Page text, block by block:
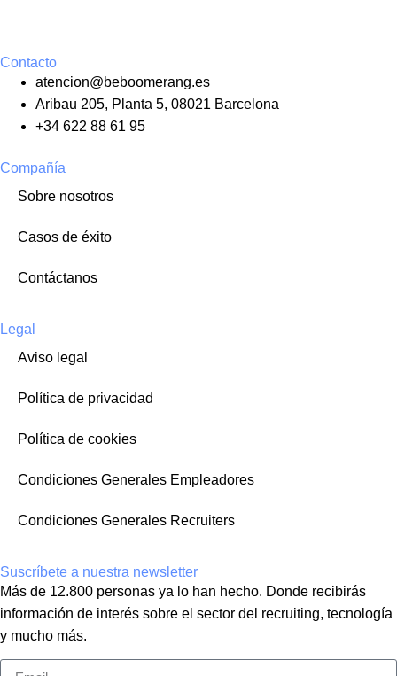
Contacto
atencion@beboomerang.es
Aribau 205, Planta 5, 08021 Barcelona
+34 622 88 61 95
Compañía
Sobre nosotros
Casos de éxito
Contáctanos
Legal
Aviso legal
Política de privacidad
Política de cookies
Condiciones Generales Empleadores
Condiciones Generales Recruiters
Suscríbete a nuestra newsletter
Más de 12.800 personas ya lo han hecho. Donde recibirás
información de interés sobre el sector del recruiting, tecnología
y mucho más.